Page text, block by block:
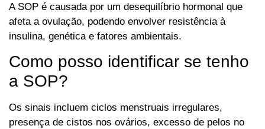
A SOP é causada por um desequilíbrio hormonal que
afeta a ovulação, podendo envolver resistência à
insulina, genética e fatores ambientais.
Como posso identificar se tenho
a SOP?
Os sinais incluem ciclos menstruais irregulares,
presença de cistos nos ovários, excesso de pelos no